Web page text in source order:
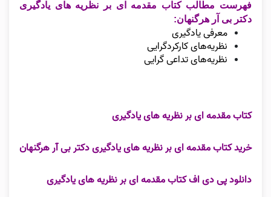
فهرست مطالب کتاب مقدمه ای بر نظریه های یادگیری
دکتر بی آر هرگنهان:
معرفی یادگیری
نظریه‌های کارکردگرایی
نظریه‌های تداعی گرایی
کتاب مقدمه ای بر نظریه های یادگیری
خرید کتاب مقدمه ای بر نظریه های یادگیری دکتر بی آر هرگنهان
دانلود پی دی اف کتاب مقدمه ای بر نظریه های یادگیری